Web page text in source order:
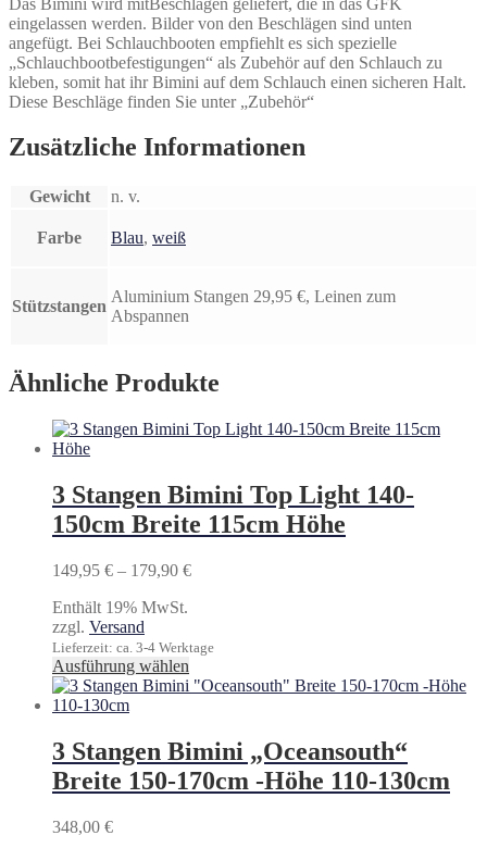
eingelassen werden. Bilder von den Beschlägen sind unten
angefügt. Bei Schlauchbooten empfiehlt es sich spezielle
„Schlauchbootbefestigungen“ als Zubehör auf den Schlauch zu
kleben, somit hat ihr Bimini auf dem Schlauch einen sicheren Halt.
Diese Beschläge finden Sie unter „Zubehör“
Zusätzliche Informationen
Gewicht n. v.
Farbe Blau, weiß
Stützstangen
Aluminium Stangen 29,95 €, Leinen zum
Abspannen
Ähnliche Produkte
3 Stangen Bimini Top Light 140-
150cm Breite 115cm Höhe
149,95 € – 179,90 €Preisspanne:
Enthält 19% MwSt.
zzgl. Versand
Lieferzeit: ca. 3-4 Werktage
Ausführung wählen
Produkt
Varianten
auf.
Die
3 Stangen Bimini „Oceansouth“
Breite 150-170cm -Höhe 110-130cm
348,00 €